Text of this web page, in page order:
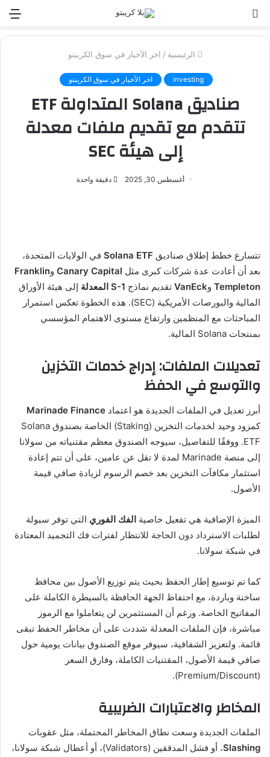
الرئيسية / اخر الأخبار في سوق الكريبتو
investing اخر الأخبار في سوق الكريبتو
صناديق Solana المتداولة ETF
تتقدم مع تقديم ملفات معدلة
إلى هيئة SEC
أغسطس 30, 2025 دقيقة واحدة
تتسارع خطط إطلاق صناديق Solana ETF في الولايات المتحدة،
بعد أن أعادت عدة شركات كبرى مثل Canary Capital وFranklin
Templeton وVanEck تقديم نماذج S-1 المعدلة
إلى هيئة الأوراق
المالية والبورصات الأمريكية (SEC). هذه الخطوة تعكس استمرار
المباحثات مع المنظمين وارتفاع مستوى الاهتمام المؤسسي
بمنتجات Solana المالية.
تعديلات الملفات: إدراج خدمات التخزين
والتوسع في الحفظ
أبرز تعديل في الملفات الجديدة هو اعتماد Marinade Finance
كمزود وحيد لخدمات التخزين (Staking) الخاصة بصندوق Solana
ETF. ووفقًا للتفاصيل، سيوجه الصندوق معظم مقتنياته من سولانا
إلى منصة Marinade لمدة لا تقل عن عامين، على أن تتم إعادة
استثمار مكافآت التخزين بعد خصم الرسوم لزيادة صافي قيمة
الأصول.
الميزة الإضافية هي تفعيل خاصية الفك الفوري التي توفر سيولة
لطلبات الاسترداد دون الحاجة للانتظار لفترات فك التجميد المعتادة
في شبكة سولانا.
كما تم توسيع إطار الحفظ بحيث يتم توزيع الأصول بين محافظ
ساخنة وباردة، مع احتفاظ الجهة الحافظة بالسيطرة الكاملة على
المفاتيح الخاصة. ورغم أن المستثمرين لن يتعاملوا مع الرموز
مباشرة، فإن الملفات المعدلة شددت على أن مخاطر الحفظ تبقى
قائمة. ولتعزيز الشفافية، سيوفر موقع الصندوق بيانات يومية حول
صافي قيمة الأصول، المقتنيات الكاملة، وفارق السعر
(Premium/Discount).
المخاطر والاعتبارات الضريبية
الملفات الجديدة وسعت نطاق المخاطر المحتملة، مثل عقوبات
Slashing
، أو فشل المدققين (Validators)، أو أعطال شبكة سولانا،